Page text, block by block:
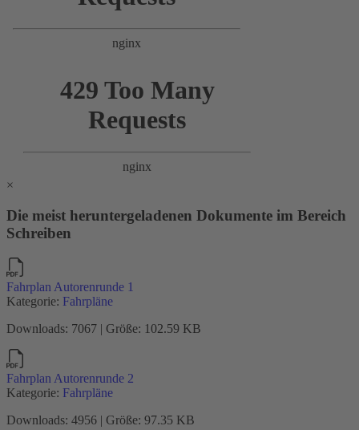
×
Die meist heruntergeladenen Dokumente im Bereich
Schreiben
Fahrplan Autorenrunde 1
Kategorie: Fahrpläne
Downloads: 7067 | Größe: 102.59 KB
Fahrplan Autorenrunde 2
Kategorie: Fahrpläne
Downloads: 4956 | Größe: 97.35 KB